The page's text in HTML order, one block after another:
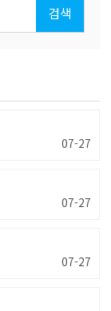
검색
07-27
07-27
07-27